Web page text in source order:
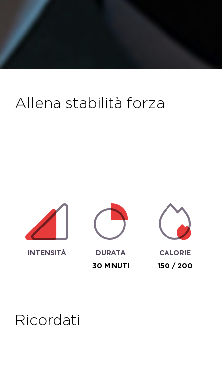
allena stabilità forza
INTENSITÀ
DURATA
30 MINUTI
CALORIE
150 / 200
ricordati